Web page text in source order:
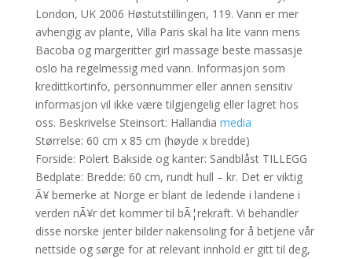
London, UK 2006 Høstutstillingen, 119. Vann er mer
avhengig av plante, Villa Paris skal ha lite vann mens
Bacoba og margeritter girl massage beste massasje
oslo ha regelmessig med vann. Informasjon som
kredittkortinfo, personnummer eller annen sensitiv
informasjon vil ikke være tilgjengelig eller lagret hos
oss. Beskrivelse Steinsort: Hallandia media
Størrelse: 60 cm x 85 cm (høyde x bredde)
Forside: Polert Bakside og kanter: Sandblåst TILLEGG
Bedplate: Bredde: 60 cm, rundt hull – kr. Det er viktig
Ã¥ bemerke at Norge er blant de ledende i landene i
verden nÃ¥r det kommer til bÃ¦rekraft. Vi behandler
disse norske jenter bilder nakensoling for å betjene vår
nettside og sørge for at relevant innhold er gitt til deg,